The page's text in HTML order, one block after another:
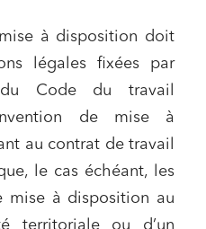
à disposition doit
légales fixées par
Code du travail
de mise à
au contrat de travail
le cas échéant, les
mise à disposition au
territoriale ou d’un